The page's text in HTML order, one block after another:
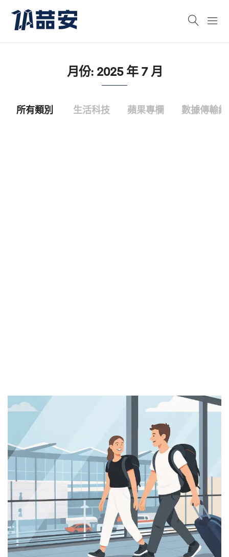
月份: 2025 年 7 月
所有類別 生活科技 蘋果專欄 數據傳輸線